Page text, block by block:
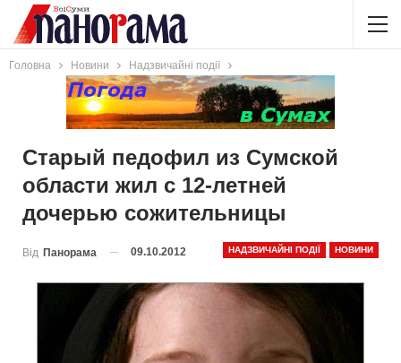
Головна Новини Надзвичайні події
Старый педофил из Сумской
области жил с 12-летней
дочерью сожительницы
НАДЗВИЧАЙНІ ПОДІЇ НОВИНИ
Від Панорама 09.10.2012